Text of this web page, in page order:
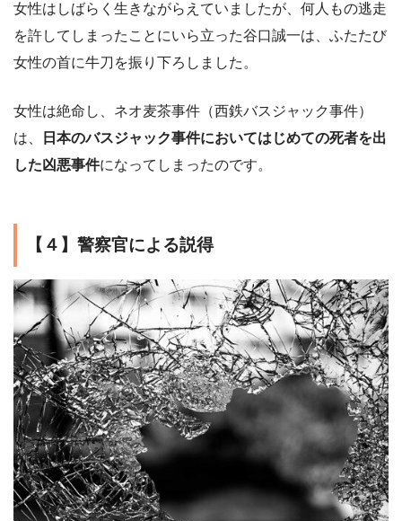
女性はしばらく生きながらえていましたが、何人もの逃走
を許してしまったことにいら立った谷口誠一は、ふたたび
女性の首に牛刀を振り下ろしました。
女性は絶命し、ネオ麦茶事件（西鉄バスジャック事件）
は、
日本のバスジャック事件においてはじめての死者を出
した凶悪事件になってしまったのです。
【４】警察官による説得